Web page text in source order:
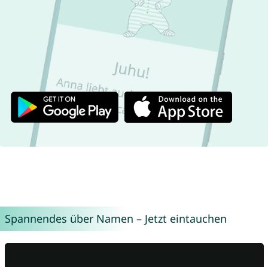
Spannendes über Namen – Jetzt eintauchen